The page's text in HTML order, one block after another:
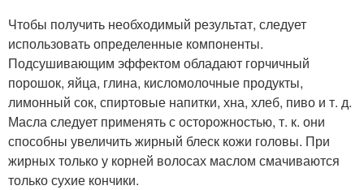
Чтобы получить необходимый результат, следует
использовать определенные компоненты.
Подсушивающим эффектом обладают горчичный
порошок, яйца, глина, кисломолочные продукты,
лимонный сок, спиртовые напитки, хна, хлеб, пиво и т. д.
Масла следует применять с осторожностью, т. к. они
способны увеличить жирный блеск кожи головы. При
жирных только у корней волосах маслом смачиваются
только сухие кончики.